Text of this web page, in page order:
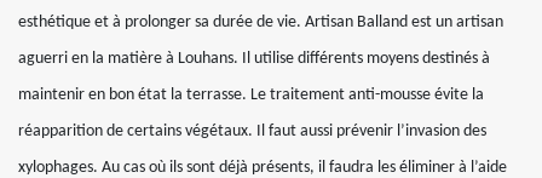
esthétique et à prolonger sa durée de vie. Artisan Balland est un artisan
aguerri en la matière à Louhans. Il utilise différents moyens destinés à
maintenir en bon état la terrasse. Le traitement anti-mousse évite la
réapparition de certains végétaux. Il faut aussi prévenir l’invasion des
xylophages. Au cas où ils sont déjà présents, il faudra les éliminer à l’aide